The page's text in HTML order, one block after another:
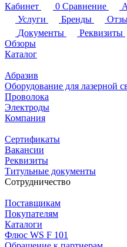
Кабинет
0 Сравнение
Услуги
Бренды
Документы
Реквизиты
Обзоры
Каталог
Абразив
Оборудование для лазерной
Проволока
Электроды
Компания
Сертификаты
Вакансии
Реквизиты
Титульные документы
Сотрудничество
Поставщикам
Покупателям
Каталоги
Флюс WS F 101